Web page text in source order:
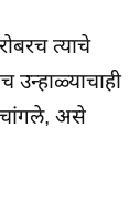
त्याचे
उन्हाळ्याचाही
चांगले, असे